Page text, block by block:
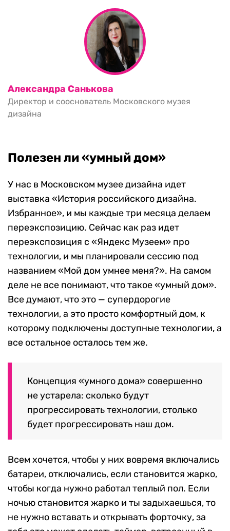
Александра Санькова
Директор и сооснователь Московского музея
дизайна
Полезен ли «умный дом»
У нас в Московском музее дизайна идет
выставка «История российского дизайна.
Избранное», и мы каждые три месяца делаем
переэкспозицию. Сейчас как раз идет
переэкспозиция с «Яндекс Музеем» про
технологии, и мы планировали сессию под
названием «Мой дом умнее меня?». На самом
деле не все понимают, что такое «умный дом».
Все думают, что это — супердорогие
технологии, а это просто комфортный дом, к
которому подключены доступные технологии, а
все остальное осталось тем же.
Концепция «умного дома» совершенно
не устарела: сколько будут
прогрессировать технологии, столько
будет прогрессировать наш дом.
Всем хочется, чтобы у них вовремя включались
батареи, отключались, если становится жарко,
чтобы когда нужно работал теплый пол. Если
ночью становится жарко и ты задыхаешься, то
не нужно вставать и открывать форточку, за